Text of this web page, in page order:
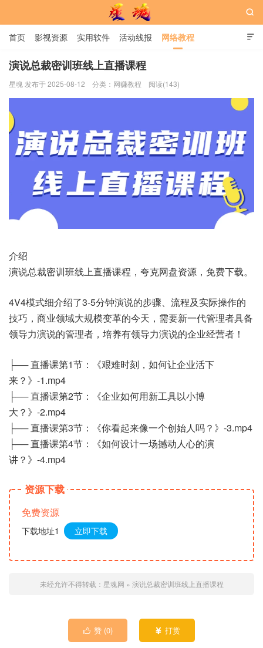
星魂网

首页 影视资源 实用软件 活动线报 网络教程
用户中心 书籍 娱乐

演说总裁密训班线上直播课程
星魂 发布于 2025-08-12 分类： 网赚教程 阅读(143)
介绍
演说总裁密训班线上直播课程，夸克网盘资源，免费下载。
4V4模式细介绍了3-5分钟演说的步骤、流程及实际操作的
技巧，商业领域大规模变革的今天，需要新一代管理者具备
领导力演说的管理者，培养有领导力演说的企业经营者！
├── 直播课第1节：《艰难时刻，如何让企业活下
来？》-1.mp4
├── 直播课第2节：《企业如何用新工具以小博
大？》-2.mp4
├── 直播课第3节：《你看起来像一个创始人吗？》-3.mp4
├── 直播课第4节：《如何设计一场撼动人心的演
讲？》-4.mp4
资源下载
免费资源
下载地址1 立即下载
未经允许不得转载： 星魂网 » 演说总裁密训班线上直播课程
 赞 (0)  打赏